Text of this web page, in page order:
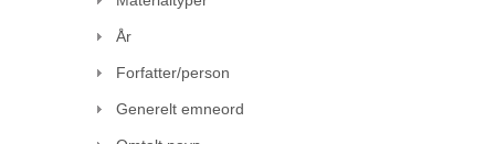
År
Forfatter/person
Generelt emneord